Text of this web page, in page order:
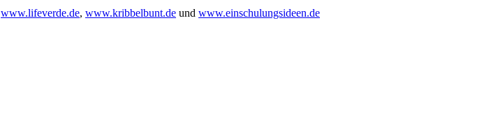
www.lifeverde.de, www.kribbelbunt.de und www.einschulungsideen.de